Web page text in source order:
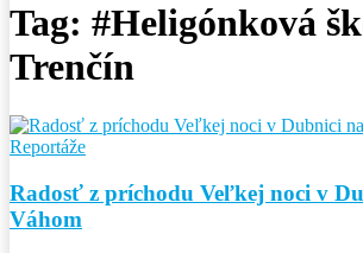
Tag: #Heligónková
Trenčín
Reportáže
Radosť z príchodu Veľkej noci v
Váhom